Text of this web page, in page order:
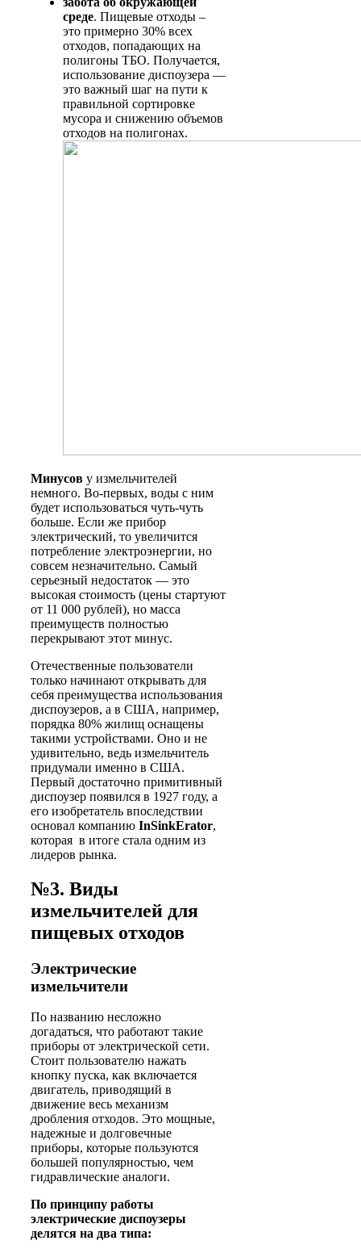
среде. Пищевые отходы –
это примерно 30% всех
отходов, попадающих на
полигоны ТБО. Получается,
использование диспоузера —
это важный шаг на пути к
правильной сортировке
мусора и снижению объемов
отходов на полигонах.
Минусов у измельчителей
немного. Во-первых, воды с ним
будет использоваться чуть-чуть
больше. Если же прибор
электрический, то увеличится
потребление электроэнергии, но
совсем незначительно. Самый
серьезный недостаток — это
высокая стоимость (цены стартуют
от 11 000 рублей), но масса
преимуществ полностью
перекрывают этот минус.
Отечественные пользователи
только начинают открывать для
себя преимущества использования
диспоузеров, а в США, например,
порядка 80% жилищ оснащены
такими устройствами. Оно и не
удивительно, ведь измельчитель
придумали именно в США.
Первый достаточно примитивный
диспоузер появился в 1927 году, а
его изобретатель впоследствии
основал компанию InSinkErator,
которая в итоге стала одним из
лидеров рынка.
№3. Виды
измельчителей для
пищевых отходов
Электрические
измельчители
По названию несложно
догадаться, что работают такие
приборы от электрической сети.
Стоит пользователю нажать
кнопку пуска, как включается
двигатель, приводящий в
движение весь механизм
дробления отходов. Это мощные,
надежные и долговечные
приборы, которые пользуются
большей популярностью, чем
гидравлические аналоги.
По принципу работы
электрические диспоузеры
делятся на два типа: